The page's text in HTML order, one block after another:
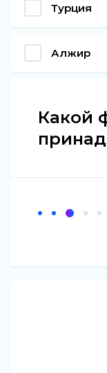
Турция
Алжир
Какой